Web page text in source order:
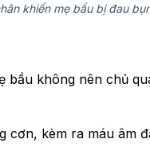
khiến mẹ bầu bị đau
bầu không nên chủ
cơn, kèm ra máu âm